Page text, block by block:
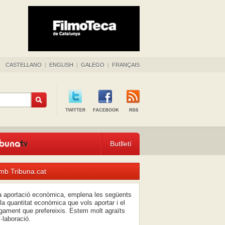
CASTELLANO | ENGLISH | GALEGO | FRANÇAIS
Butlletí
Tribuna.cat
aportació econòmica, emplena les següents
quantitat econòmica que vols aportar i el
que prefereixis. Estem molt agraïts